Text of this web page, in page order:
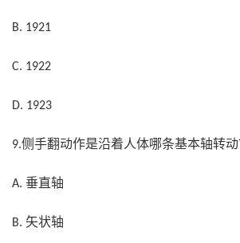
B. 1921
C. 1922
D. 1923
9.侧手翻动作是沿着人体哪条基本轴转动
A. 垂直轴
B. 矢状轴